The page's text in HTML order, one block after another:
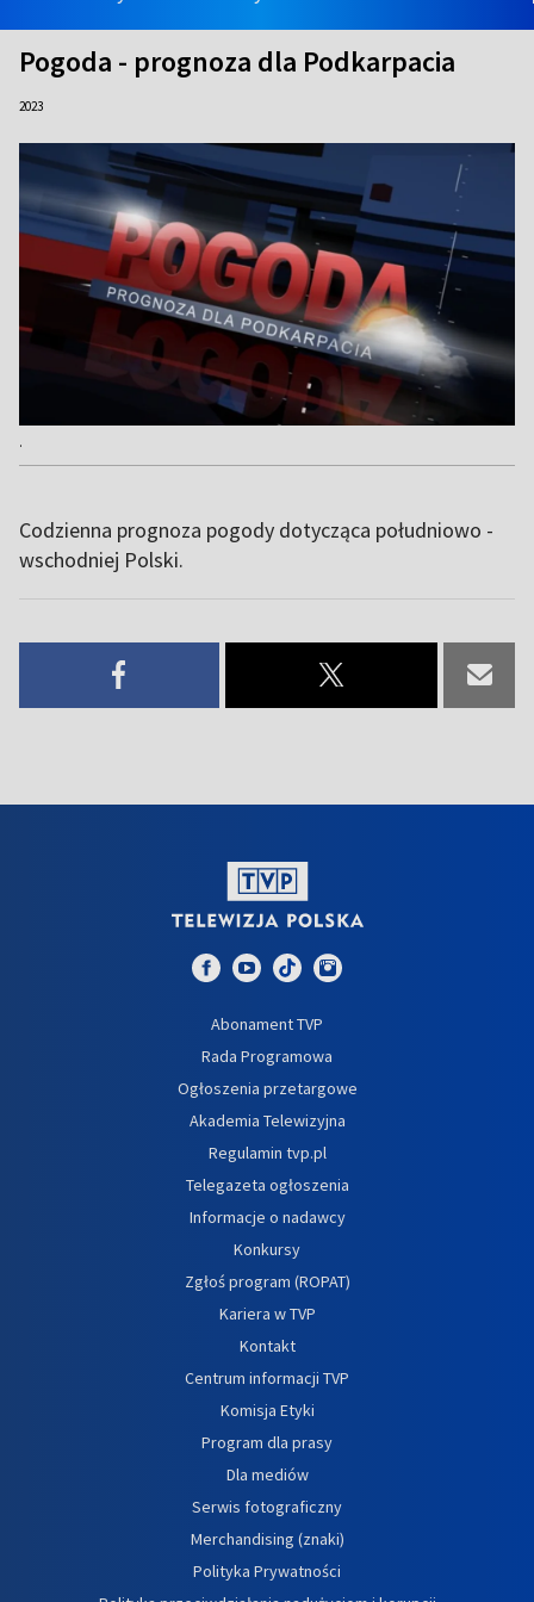
Pogoda - prognoza dla Podkarpacia
2023
.
Codzienna prognoza pogody dotycząca południowo -
wschodniej Polski.
Abonament TVP
Rada Programowa
Ogłoszenia przetargowe
Akademia Telewizyjna
Regulamin tvp.pl
Telegazeta ogłoszenia
Informacje o nadawcy
Konkursy
Zgłoś program (ROPAT)
Kariera w TVP
Kontakt
Centrum informacji TVP
Komisja Etyki
Program dla prasy
Dla mediów
Serwis fotograficzny
Merchandising (znaki)
Polityka Prywatności